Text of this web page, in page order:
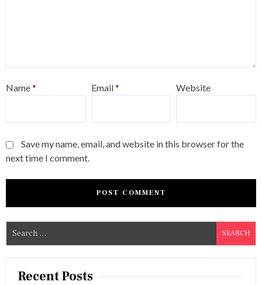
Name* Email* Website
Save my name, email, and website in this browser for the
next time I comment.
a
Recent Posts